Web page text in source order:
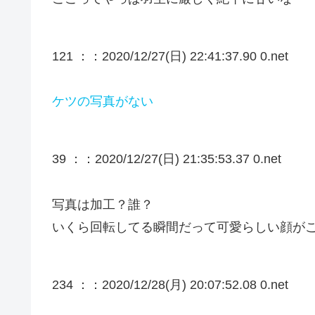
121 ： ：2020/12/27(日) 22:41:37.90 0.net
ケツの写真がない
39 ： ：2020/12/27(日) 21:35:53.37 0.net
写真は加工？誰？
いくら回転してる瞬間だって可愛らしい顔が
234 ： ：2020/12/28(月) 20:07:52.08 0.net